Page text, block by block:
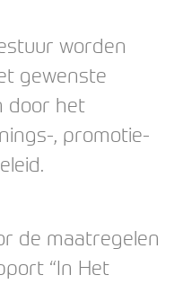
worden
gewenste
door het
, promotie-
de maatregelen
“In Het